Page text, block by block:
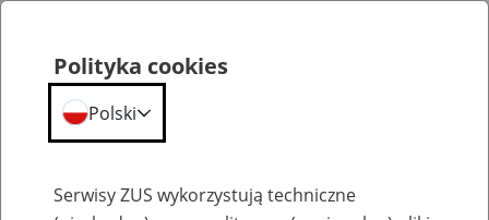
Polityka cookies
Polski
Serwisy ZUS wykorzystują techniczne